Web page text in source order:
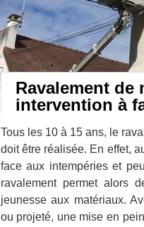
Ravalement de
intervention à
Tous les 10 à 15 ans, le
doit être réalisée. En effet,
face aux intempéries et
ravalement permet alors
jeunesse aux matériaux.
ou projeté, une mise en